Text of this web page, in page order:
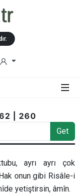
| 260
Get
ayrı ayrı çok
onun gibi Risâle-i
yetiştirsin, âmîn.